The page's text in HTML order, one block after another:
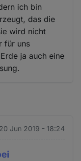
ich bin
das die
wird nicht
für uns
ja auch eine
Jun 2019 - 18:24